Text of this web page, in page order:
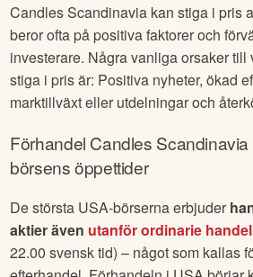
Candles Scandinavia kan stiga i pris
beror ofta på positiva faktorer och
investerare. Några vanliga orsaker till
stiga i pris är: Positiva nyheter, ökad
marktillväxt eller utdelningar och
Förhandel Candles Scandinavia
börsens öppettider
De största USA-börserna erbjuder
aktier även utanför ordinarie
22.00 svensk tid) – något som kallas